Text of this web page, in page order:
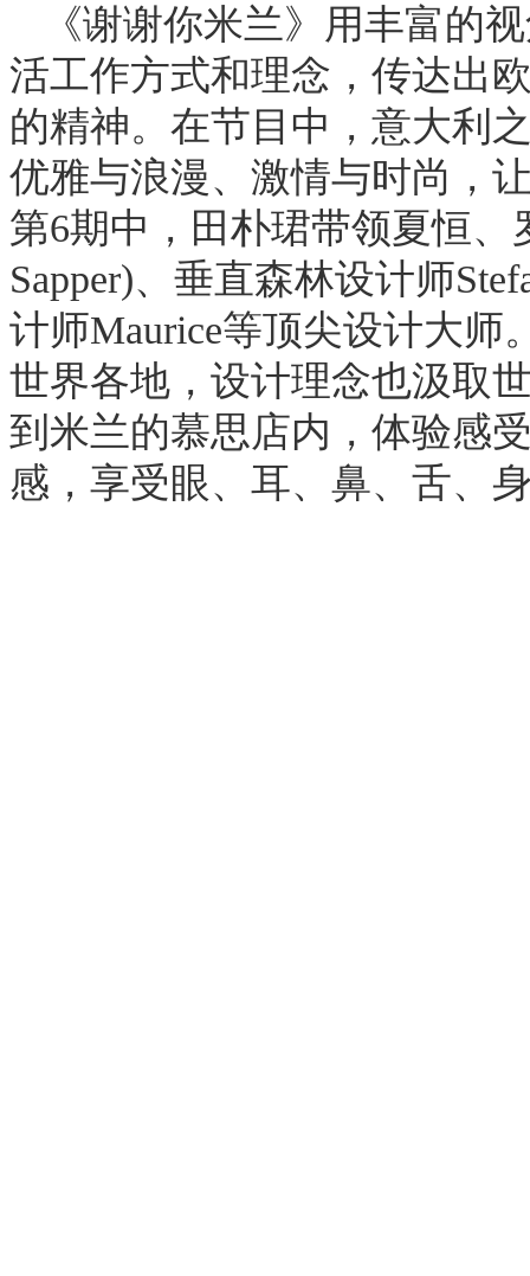
《谢谢你米兰》用丰富的
活工作方式和理念，传达出
的精神。在节目中，意大利
优雅与浪漫、激情与时尚，
第6期中，田朴珺带领夏恒、
Sapper)、垂直森林设计师
计师Maurice等顶尖设计大师
世界各地，设计理念也汲取
到米兰的慕思店内，体验感
感，享受眼、耳、鼻、舌、